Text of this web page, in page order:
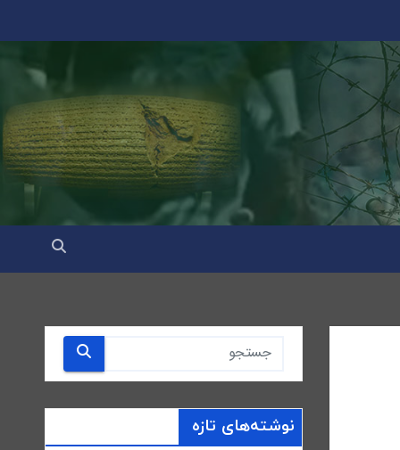
نوشته‌های تازه